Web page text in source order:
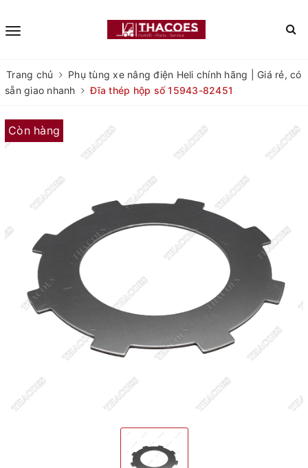
Trang chủ
Phụ tùng xe nâng điện Heli chính hãng | Giá rẻ, có
sẵn giao nhanh
Đĩa thép hộp số 15943-82451
Còn hàng